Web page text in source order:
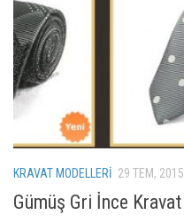
KRAVAT MODELLERI 29 TEM, 2015
Gümüş Gri İnce Kravat